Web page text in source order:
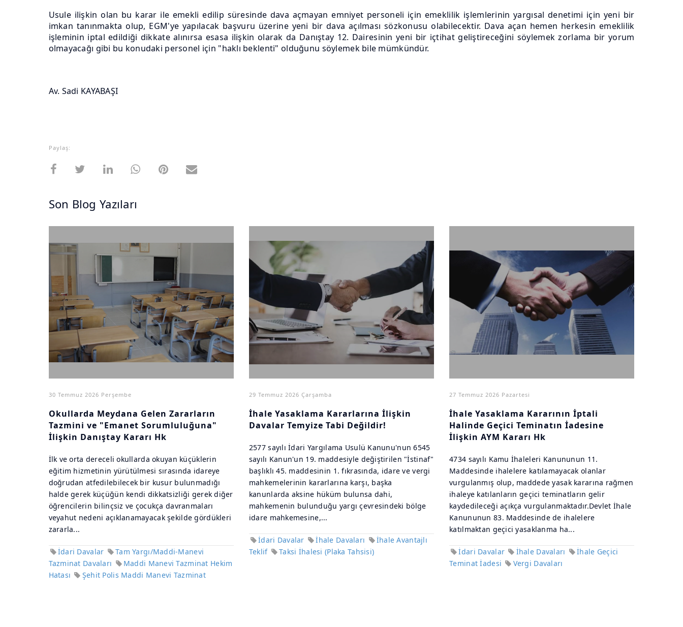
Usule ilişkin olan bu karar ile emekli edilip süresinde dava açmayan emniyet personeli için emeklilik işlemlerinin yargısal denetimi için yeni bir
imkan tanınmakta olup, EGM'ye yapılacak başvuru üzerine yeni bir dava açılması sözkonusu olabilecektir. Dava açan hemen herkesin emeklilik
işleminin iptal edildiği dikkate alınırsa esasa ilişkin olarak da Danıştay 12. Dairesinin yeni bir içtihat geliştireceğini söylemek zorlama bir yorum
olmayacağı gibi bu konudaki personel için "haklı beklenti" olduğunu söylemek bile mümkündür.
Av. Sadi KAYABAŞI
Paylaş:
Son Blog Yazıları
30 Temmuz 2026 Perşembe
Okullarda Meydana Gelen Zararların
Tazmini ve "Emanet Sorumluluğuna"
İlişkin Danıştay Kararı Hk
İlk ve orta dereceli okullarda okuyan küçüklerin
eğitim hizmetinin yürütülmesi sırasında idareye
doğrudan atfedilebilecek bir kusur bulunmadığı
halde gerek küçüğün kendi dikkatsizliği gerek diğer
öğrencilerin bilinçsiz ve çocukça davranmaları
veyahut nedeni açıklanamayacak şekilde gördükleri
zararla...
İdari Davalar
Tam Yargı/Maddi-Manevi
Tazminat Davaları
Maddi Manevi Tazminat Hekim
Hatası
Şehit Polis Maddi Manevi Tazminat
29 Temmuz 2026 Çarşamba
İhale Yasaklama Kararlarına İlişkin
Davalar Temyize Tabi Değildir!
2577 sayılı İdari Yargılama Usulü Kanunu'nun 6545
sayılı Kanun'un 19. maddesiyle değiştirilen "İstinaf"
başlıklı 45. maddesinin 1. fıkrasında, idare ve vergi
mahkemelerinin kararlarına karşı, başka
kanunlarda aksine hüküm bulunsa dahi,
mahkemenin bulunduğu yargı çevresindeki bölge
idare mahkemesine,...
İdari Davalar İhale Davaları
İhale Avantajlı
Teklif
Taksi İhalesi (Plaka Tahsisi)
27 Temmuz 2026 Pazartesi
İhale Yasaklama Kararının İptali
Halinde Geçici Teminatın İadesine
İlişkin AYM Kararı Hk
4734 sayılı Kamu İhaleleri Kanununun 11.
Maddesinde ihalelere katılamayacak olanlar
vurgulanmış olup, maddede yasak kararına rağmen
ihaleye katılanların geçici teminatların gelir
kaydedileceği açıkça vurgulanmaktadır.Devlet İhale
Kanununun 83. Maddesinde de ihalelere
katılmaktan geçici yasaklanma ha...
İdari Davalar İhale Davaları
İhale Geçici
Teminat İadesi
Vergi Davaları